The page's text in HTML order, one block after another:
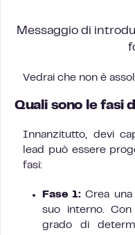
Messaggio di
Vedrai che non è
Quali sono le fasi
Innanzitutto, devi
lead può essere
fasi:
Fase 1: Crea
suo interno.
grado di